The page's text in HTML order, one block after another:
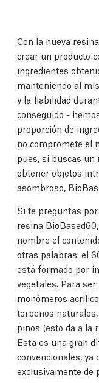
Con la nueva
crear un producto
ingredientes
manteniendo al
y la fiabilidad
conseguido -
proporción de
no compromete el
pues, si buscas
obtener objetos
asombroso,
Si te preguntas
resina
nombre el
otras palabras: el
está formado por
vegetales. Para
monómeros
terpenos
pinos (esto da a la
Esta es una gran
convencionales, ya
exclusivamente de